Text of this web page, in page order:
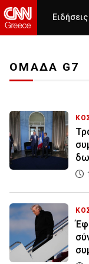
Ειδήσεις
ΟΜΑΔΑ G7